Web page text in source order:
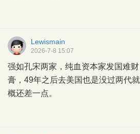
Lewismain
2026-7-8 15:07
强如孔宋两家，纯血资本家发国难
膏，49年之后去美国也是没过两代
概还差一点。